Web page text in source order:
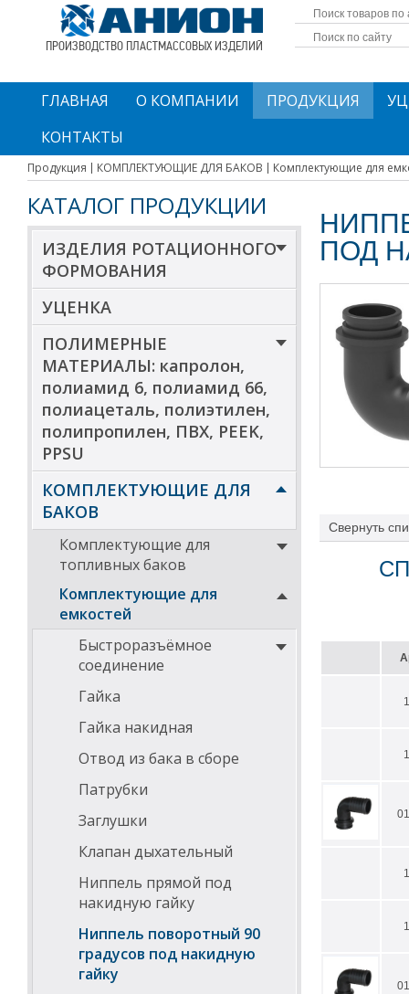
ПРОИЗВОДСТВО ПЛАСТМАССОВЫХ ИЗДЕЛИЙ
ГЛАВНАЯ О КОМПАНИИ ПРОДУКЦИЯ
КОНТАКТЫ
Продукция КОМПЛЕКТУЮЩИЕ ДЛЯ БАКОВ Комплектующие для
КАТАЛОГ ПРОДУКЦИИ
ИЗДЕЛИЯ РОТАЦИОННОГО
ФОРМОВАНИЯ
УЦЕНКА
ПОЛИМЕРНЫЕ
МАТЕРИАЛЫ: капролон,
полиамид 6, полиамид 66,
полиацеталь, полиэтилен,
полипропилен, ПВХ, PEEK,
PPSU
КОМПЛЕКТУЮЩИЕ ДЛЯ
БАКОВ
Комплектующие для
топливных баков
Комплектующие для
емкостей
Быстроразъёмное
соединение
Гайка
Гайка накидная
Отвод из бака в сборе
Патрубки
Заглушки
Клапан дыхательный
Ниппель прямой под
накидную гайку
Ниппель поворотный 90
градусов под накидную
гайку
ПОД
Свернуть